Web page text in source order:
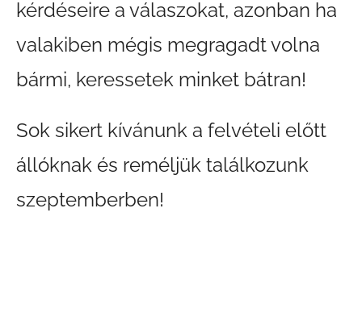
kérdéseire a válaszokat, azonban ha
valakiben mégis megragadt volna
bármi, keressetek minket bátran!
Sok sikert kívánunk a felvételi előtt
állóknak és reméljük találkozunk
szeptemberben!